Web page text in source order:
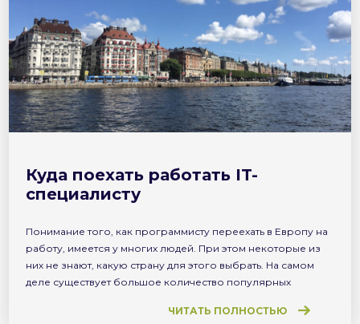
Куда поехать работать IT-
специалисту
Понимание того, как программисту переехать в Европу на
работу, имеется у многих людей. При этом некоторые из
них не знают, какую страну для этого выбрать. На самом
деле существует большое количество популярных
место работы с высокой заработной платой и достойными
ЧИТАТЬ ПОЛНОСТЬЮ